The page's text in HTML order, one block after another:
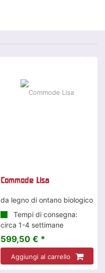
Commode Lisa
da legno di ontano biologico
Tempi di consegna:
circa 1-4 settimane
599,50 € *
Aggiungi al carrello